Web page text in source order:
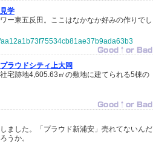
学
ー東五反田。ここはなかなか好みの作りでし
プラウドシティ上大岡
宅跡地4,605.63㎡の敷地に建てられる5棟の
ました。「プラウド新浦安」売れてないんだ
うか。